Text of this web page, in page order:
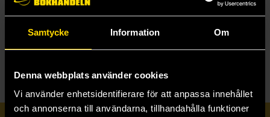
Samtycke Information Om
Denna webbplats använder cookies
Vi använder enhetsidentifierare för att anpassa innehållet
och annonserna till användarna, tillhandahålla funktioner
SAMLINGSVOLYM
TECKNA & MÅLA TECKNAD SERIE